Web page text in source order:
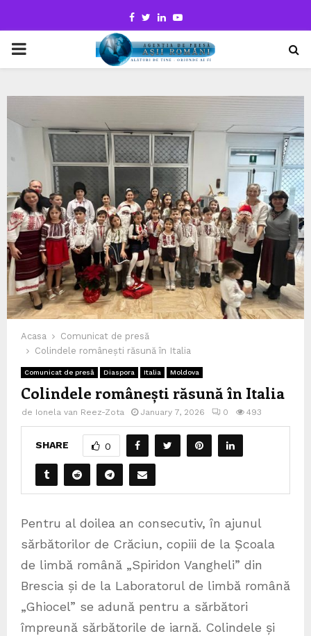
Facebook
TwitterLinkedinYoutube
PRIMARY
Acasa
Comunicat de presă
Colindele românești răsună în Italia
Comunicat de presă Diaspora Italia Moldova
Colindele românești răsună în Italia
de Ionela van Reez-Zota January 7, 2026 0 493
SHARE 0
Pentru al doilea an consecutiv, în ajunul
sărbătorilor de Crăciun, copiii de la Școala
de limbă română „Spiridon Vangheli” din
Brescia și de la Laboratorul de limbă română
„Ghiocel” se adună pentru a sărbători
împreună sărbătorile de iarnă. Colindele și